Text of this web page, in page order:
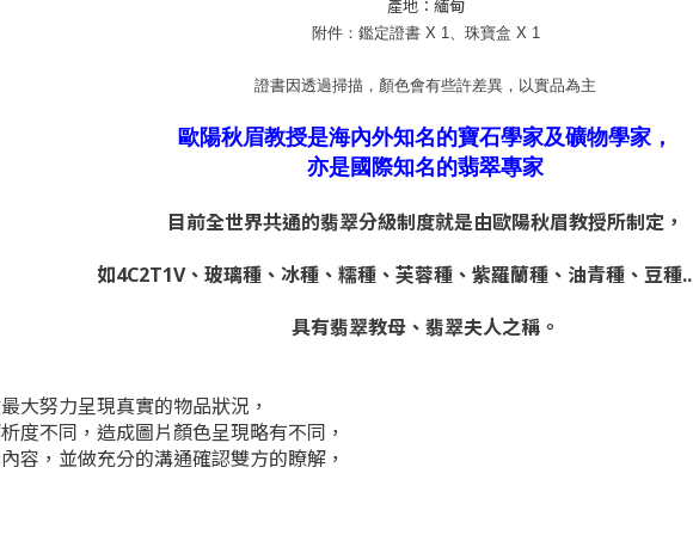
產地：緬甸
附件：鑑定證書 X 1、珠寶盒 X 1
證書因透過掃描，顏色會有些許差異，以實品為主
歐陽秋眉教授是海內外知名的寶石學家及礦物學家，
亦是國際知名的翡翠專家
目前全世界共通的翡翠分級制度就是由歐陽秋眉教授所制定，
如4C2T1V、玻璃種、冰種、糯種、芙蓉種、紫羅蘭種、油青種、豆種
具有翡翠教母、翡翠夫人之稱。
大努力呈現真實的物品狀況，
度不同，造成圖片顏色呈現略有不同，
容，並做充分的溝通確認雙方的瞭解，